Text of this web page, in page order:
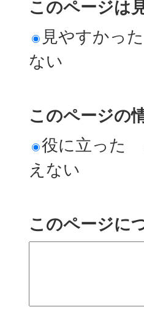
このページは
見やすかった
ない
このページの
役に立った
えない
このページに